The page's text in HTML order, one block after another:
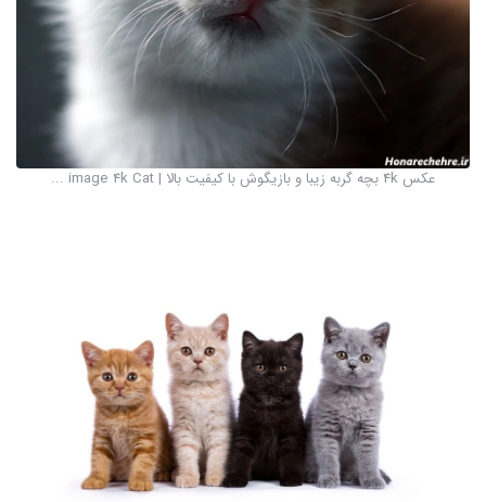
عکس 4k بچه گربه زیبا و بازیگوش با کیفیت بالا | image 4k Cat ...